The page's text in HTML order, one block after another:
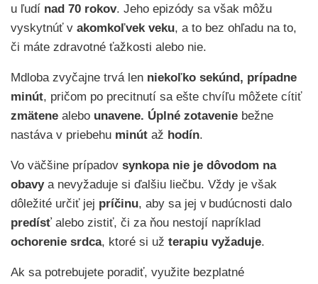
u ľudí nad 70 rokov. Jeho epizódy sa však môžu
vyskytnúť v akomkoľvek veku, a to bez ohľadu na to,
či máte zdravotné ťažkosti alebo nie.
Mdloba zvyčajne trvá len niekoľko sekúnd, prípadne
minút, pričom po precitnutí sa ešte chvíľu môžete cítiť
zmätene alebo unavene. Úplné zotavenie bežne
nastáva v priebehu minút až hodín.
Vo väčšine prípadov synkopa nie je dôvodom na
obavya nevyžaduje si ďalšiu liečbu. Vždy je však
dôležité určiť jej príčinu, aby sa jej v budúcnosti dalo
predísťalebo zistiť, či za ňou nestojí napríklad
ochorenie srdca, ktoré si už terapiu vyžaduje.
Ak sa potrebujete poradiť, využite bezplatné